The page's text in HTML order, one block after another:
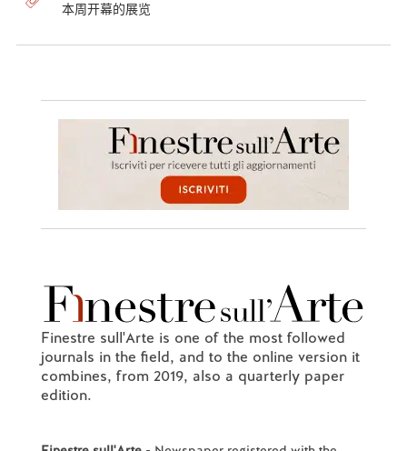
本周开幕的展览
Finestre sull'Arte is one of the most followed
journals in the field, and to the online version it
combines, from 2019, also a quarterly paper
edition.